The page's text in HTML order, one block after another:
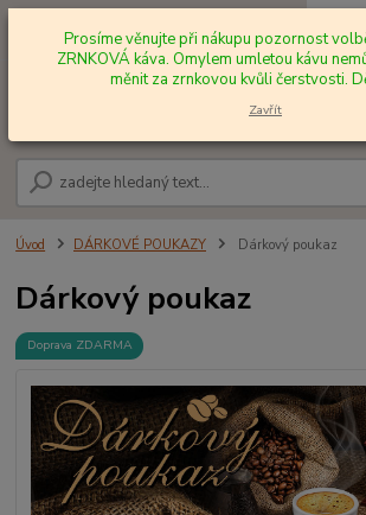
+420 602 577 209
Úvod DÁRKOVÉ POUKAZY Dárkový poukaz
Dárkový poukaz
Doprava ZDARMA
Prosíme věnujte při nákupu pozornost
ZRNKOVÁ káva. Omylem umletou kávu
měnit za zrnkovou kvůli čerstvosti.
Zavřít